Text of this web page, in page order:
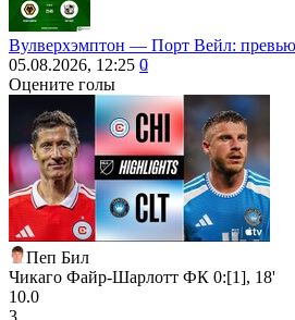
Вулверхэмптон — Порт Вейл: превью
05.08.2026, 12:25 0
Оцените голы
Пеп Бил
Чикаго Файр-Шарлотт ФК 0:[1], 18'
10.0
3